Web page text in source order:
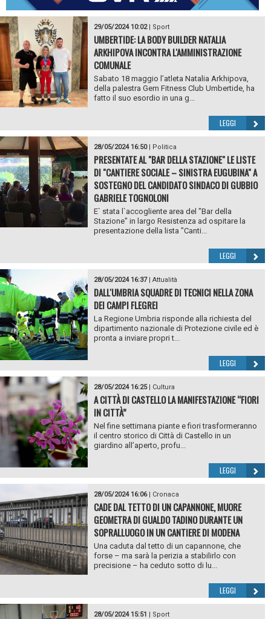
29/05/2024 10:02| Sport
UMBERTIDE: LA BODY BUILDER NATALIA
ARKHIPOVA INCONTRA L'AMMINISTRAZIONE
COMUNALE
Sabato 18 maggio l’atleta Natalia Arkhipova,
della palestra Gem Fitness Club Umbertide, ha
fatto il suo esordio in una g...
LEGGI
28/05/2024 16:50| Politica
PRESENTATE AL "BAR DELLA STAZIONE" LE LISTE
DI "CANTIERE SOCIALE – SINISTRA EUGUBINA" A
SOSTEGNO DEL CANDIDATO SINDACO DI GUBBIO
GABRIELE TOGNOLONI
E` stata l`accogliente area del "Bar della
Stazione" in largo Resistenza ad ospitare la
presentazione della lista "Canti...
LEGGI
28/05/2024 16:37| Attualità
DALL'UMBRIA SQUADRE DI TECNICI NELLA ZONA
DEI CAMPI FLEGREI
La Regione Umbria risponde alla richiesta del
dipartimento nazionale di Protezione civile ed è
pronta a inviare propri t...
LEGGI
28/05/2024 16:25| Cultura
A CITTÀ DI CASTELLO LA MANIFESTAZIONE “FIORI
IN CITTÀ”
Nel fine settimana piante e fiori trasformeranno
il centro storico di Città di Castello in un
giardino all’aperto, profu...
LEGGI
28/05/2024 16:06| Cronaca
CADE DAL TETTO DI UN CAPANNONE, MUORE
GEOMETRA DI GUALDO TADINO DURANTE UN
SOPRALLUOGO IN UN CANTIERE DI MODENA
Una caduta dal tetto di un capannone, che
forse – ma sarà la perizia a stabilirlo con
precisione – ha ceduto sotto di lu...
LEGGI
28/05/2024 15:51 | Sport